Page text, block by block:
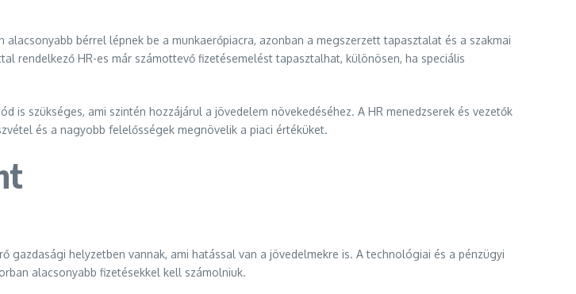
bérrel lépnek be a munkaerőpiacra, azonban a megszerzett tapasztalat és a szakmai
rendelkező HR-es már számottevő fizetésemelést tapasztalhat, különösen, ha speciális
szükséges, ami szintén hozzájárul a jövedelem növekedéséhez. A HR menedzserek és vezetők
és a nagyobb felelősségek megnövelik a piaci értéküket.
helyzetben vannak, ami hatással van a jövedelmekre is. A technológiai és a pénzügyi
alacsonyabb fizetésekkel kell számolniuk.